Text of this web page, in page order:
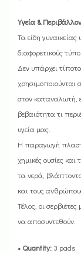
Υγεία & Περιβάλλον
Τα είδη
διαφορετικούς
Δεν υπάρχει
χρησιμοποιούνται
στον καταναλωτή,
βεβαιότητα τι
υγεία μας.
Η παραγωγή
χημικές ουσίες
τα νερά,
και τους
Τέλος, οι
να αποσυντεθούν.
• Quantity: 3 pads